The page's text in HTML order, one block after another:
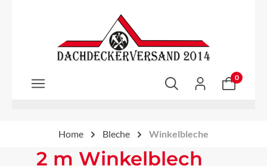
Zum Hauptinhalt springen
0
Home Bleche Winkelbleche
2 m Winkelblech